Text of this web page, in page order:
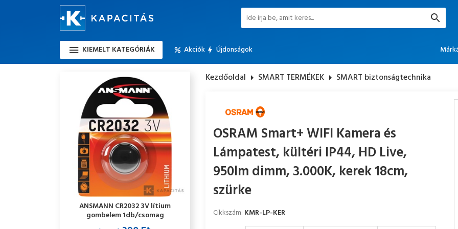
KIEMELT KATEGÓRIÁK Akciók Újdonságok
ANSMANN CR2032 3V lítium
gombelem 1db/csomag
Kezdőoldal arrow_right SMART TERMÉKEK arrow_right SMART biztonságtechnika
OSRAM Smart+ WIFI Kamera és
Lámpatest, kültéri IP44, HD Live,
950lm dimm, 3.000K, kerek 18cm,
szürke
Cikkszám: KMR-LP-KER